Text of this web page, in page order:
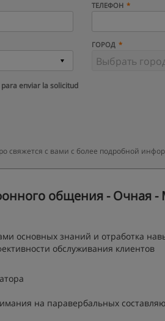
ТЕЛЕФОН
ГОРОД
para enviar la solicitud
свяжется с вами с более подробной
общения - Очная -
основных знаний и отработка
обслуживания клиентов
на паравербальных